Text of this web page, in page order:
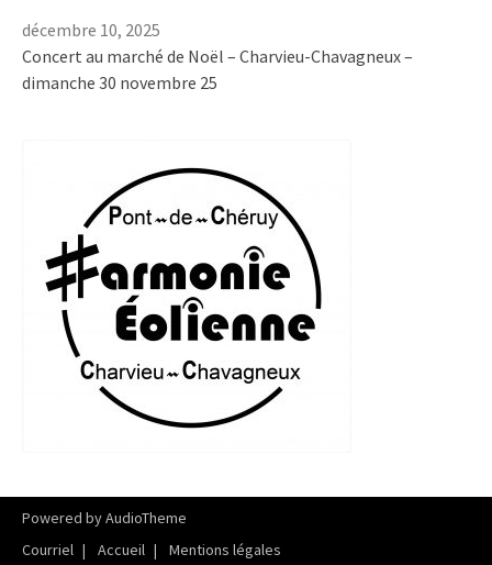
Concert au marché de Noël – Charvieu-Chavagneux –
dimanche 30 novembre 25
décembre 10, 2025
Powered byAudioTheme
Courriel
Accueil Mentions légales